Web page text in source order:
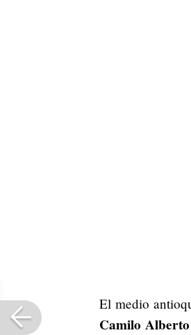
El medio
Camilo